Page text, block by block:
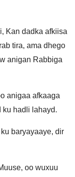
Kan dadka afkiisa
tira, ama dhego
anigan Rabbiga
anigaa afkaaga
ku hadli lahayd.
baryayaaye, dir
oo wuxuu